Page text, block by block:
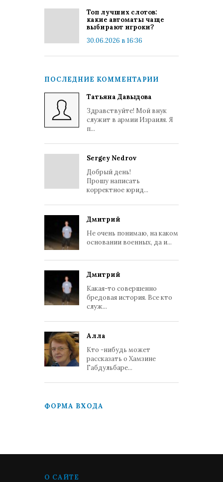
Топ лучших слотов:
какие автоматы чаще
выбирают игроки?
30.06.2026 в 16:36
ПОСЛЕДНИЕ КОММЕНТАРИИ
Татьяна Давыдова
Здравствуйте! Мой внук
служит в армии Израиля. Я
п...
Sergey Nedrov
Добрый день!
Прошу написать
корректное юрид...
Дмитрий
Не очень понимаю, на каком
основании военных, да и...
Дмитрий
Какая-то совершенно
бредовая история. Все кто
служ...
Алла
Кто -нибудь может
рассказать о Хамзине
Габдульбаре...
ФОРМА ВХОДА
О САЙТЕ